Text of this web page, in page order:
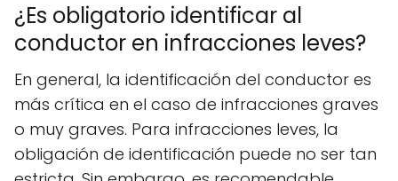
¿Es obligatorio identificar al
conductor en infracciones leves?
En general, la identificación del conductor es
más crítica en el caso de infracciones graves
o muy graves. Para infracciones leves, la
obligación de identificación puede no ser tan